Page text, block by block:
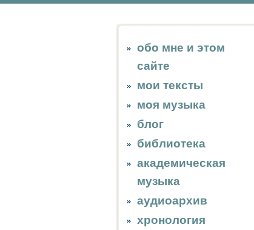
обо мне и этом
сайте
мои тексты
моя музыка
блог
библиотека
академическая
музыка
аудиоархив
хронология